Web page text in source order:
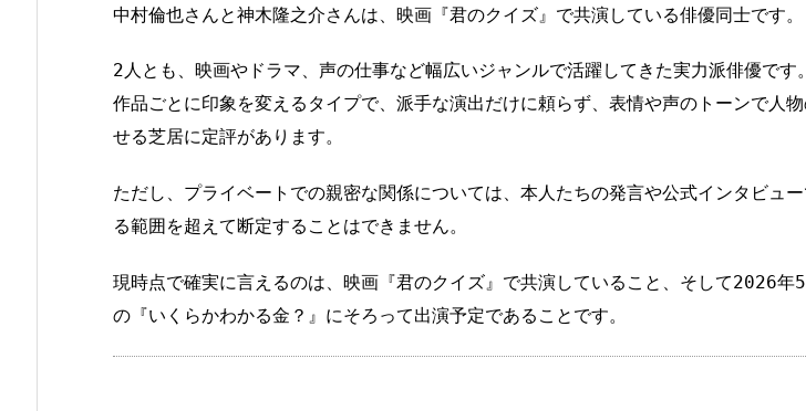
中村倫也さんと神木隆之介さんは、映画『君のクイズ』で共演している俳優同士です。
2人とも、映画やドラマ、声の仕事など幅広いジャンルで活躍してきた実力派俳優です
作品ごとに印象を変えるタイプで、派手な演出だけに頼らず、表情や声のトーンで人
せる芝居に定評があります。
ただし、プライベートでの親密な関係については、本人たちの発言や公式インタビュ
る範囲を超えて断定することはできません。
現時点で確実に言えるのは、映画『君のクイズ』で共演していること、そして2026年
の『いくらかわかる金？』にそろって出演予定であることです。